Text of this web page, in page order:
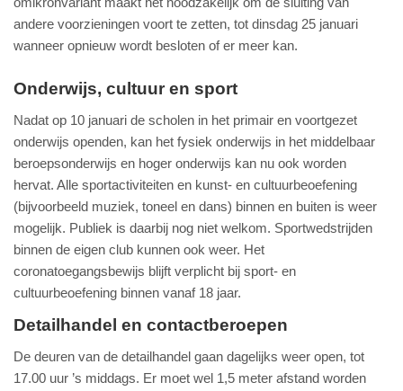
andere voorzieningen voort te zetten, tot dinsdag 25 januari
wanneer opnieuw wordt besloten of er meer kan.
Onderwijs, cultuur en sport
Nadat op 10 januari de scholen in het primair en voortgezet
onderwijs openden, kan het fysiek onderwijs in het middelbaar
beroepsonderwijs en hoger onderwijs kan nu ook worden
hervat. Alle sportactiviteiten en kunst- en cultuurbeoefening
(bijvoorbeeld muziek, toneel en dans) binnen en buiten is weer
mogelijk. Publiek is daarbij nog niet welkom. Sportwedstrijden
binnen de eigen club kunnen ook weer. Het
coronatoegangsbewijs blijft verplicht bij sport- en
cultuurbeoefening binnen vanaf 18 jaar.
Detailhandel en contactberoepen
De deuren van de detailhandel gaan dagelijks weer open, tot
17.00 uur ’s middags. Er moet wel 1,5 meter afstand worden